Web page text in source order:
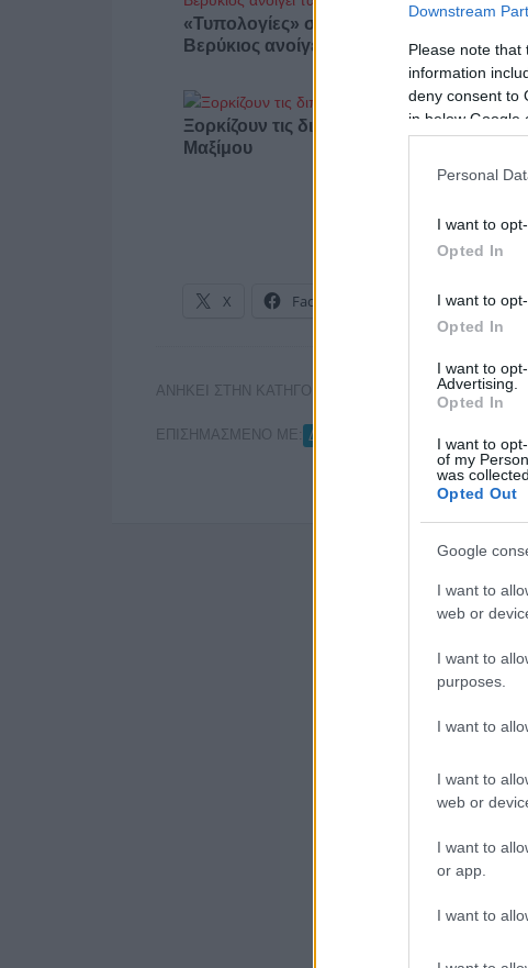
Downstream
Please note
information
deny consent to
in below Google
Personal
I want to
Opted In
I want to
Opted In
I want to
Advertising.
Opted In
I want to
of my
was collected.
Opted Out
Google
I want to
web or
I want to
purposes.
I want to
I want to
web or
I want to
or app.
I want to
«Τυπολογίες» στο YouTube: Ο Δήμος
Βερύκιος ανοίγει τα χαρτιά του – Vidcast
Ξορκίζουν τις διπλές εκλογές στο
Μαξίμου
X Facebook LinkedIn
ΑΝΗΚΕΙ ΣΤΗΝ ΚΑΤΗΓΟΡΙΑ:
ΕΠΙΣΗΜΑΣΜΕΝΟ ΜΕ: ΔΗΜΗΤΡΗΣ ΜΑΡΗΣ